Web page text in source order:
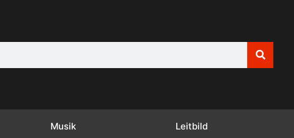
Musik Leitbild